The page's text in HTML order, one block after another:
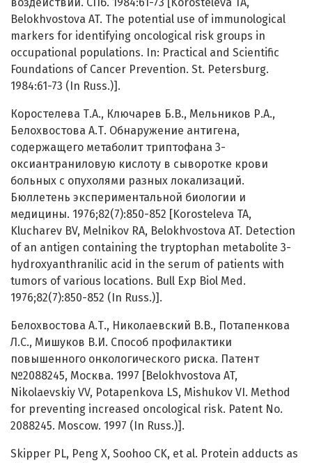
воздействий. СПб. 1984:61-73 [Korosteleva TA,
Belokhvostova AT. The potential use of immunological
markers for identifying oncological risk groups in
occupational populations. In: Practical and Scientific
Foundations of Cancer Prevention. St. Petersburg.
1984:61-73 (In Russ.)].
Коростелева Т.А., Ключарев Б.В., Мельников Р.А.,
Белохвостова А.Т. Обнаружение антигена,
содержащего метаболит триптофана 3-
оксиантраниловую кислоту в сыворотке крови
больных с опухолями разных локализаций.
Бюллетень экспериментальной биологии и
медицины. 1976;82(7):850-852 [Korosteleva TA,
Klucharev BV, Melnikov RA, Belokhvostova AT. Detection
of an antigen containing the tryptophan metabolite 3-
hydroxyanthranilic acid in the serum of patients with
tumors of various locations. Bull Exp Biol Med.
1976;82(7):850-852 (In Russ.)].
Белохвостова А.Т., Николаевский В.В., Потапенкова
Л.С., Мишуков В.И. Способ профилактики
повышенного онкологического риска. Патент
№2088245, Москва. 1997 [Belokhvostova AT,
Nikolaevskiy VV, Potapenkova LS, Mishukov VI. Method
for preventing increased oncological risk. Patent No.
2088245. Moscow. 1997 (In Russ.)].
Skipper PL, Peng X, Soohoo CK, et al. Protein adducts as